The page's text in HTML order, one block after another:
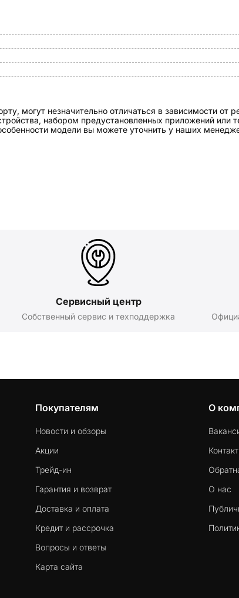
могут незначительно отличаться в зависимости от
набором предустановленных приложений или
модели вы можете уточнить у наших
Сервисный центр
Собственный сервис и техподдержка
Покупателям
Новости и обзоры
Акции
Трейд-ин
Гарантия и возврат
Доставка и оплата
Кредит и рассрочка
Вопросы и ответы
Карта сайта
О
О нас